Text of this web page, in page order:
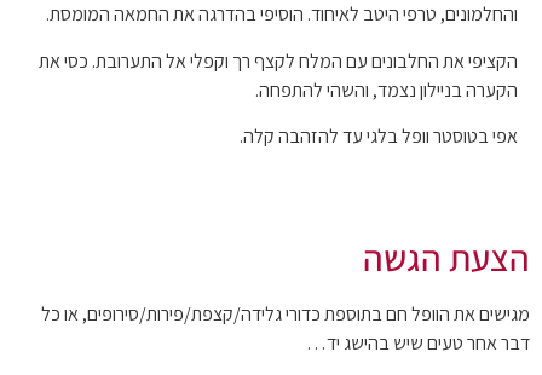
והחלמונים, טרפי היטב לאיחוד. הוסיפי בהדרגה את החמאה המומסת.
הקציפי את החלבונים עם המלח לקצף רך וקפלי אל התערובת. כסי את
הקערה בניילון נצמד, והשהי להתפחה.
אפי בטוסטר וופל בלגי עד להזהבה קלה.
הצעת הגשה
מגישים את הוופל חם בתוספת כדורי גלידה/קצפת/פירות/סירופים, או כל
דבר אחר טעים שיש בהישג יד…